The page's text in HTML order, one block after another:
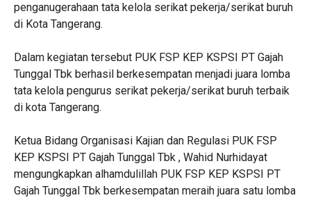
penganugerahaan tata kelola serikat pekerja/serikat buruh
di Kota Tangerang.
‎Dalam kegiatan tersebut PUK FSP KEP KSPSI PT Gajah
Tunggal Tbk berhasil berkesempatan menjadi juara lomba
tata kelola pengurus serikat pekerja/serikat buruh terbaik
di kota Tangerang.
‎Ketua Bidang Organisasi Kajian dan Regulasi PUK FSP
KEP KSPSI PT Gajah Tunggal Tbk , Wahid Nurhidayat
mengungkapkan alhamdulillah PUK FSP KEP KSPSI PT
Gajah Tunggal Tbk berkesempatan meraih juara satu lomba